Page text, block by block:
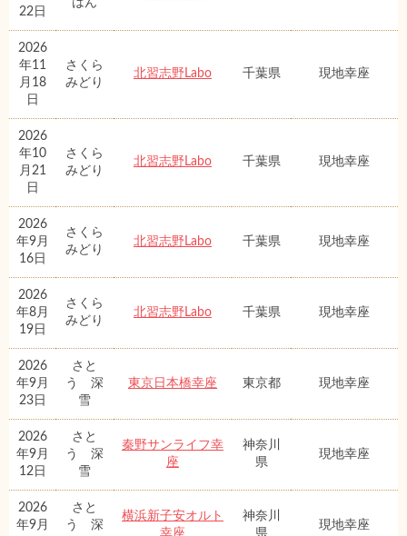
22日
はん
2026
年11
月18
日
さくら
みどり
北習志野Labo 千葉県 現地幸座
2026
年10
月21
日
さくら
みどり
北習志野Labo 千葉県 現地幸座
2026
年9月
16日
さくら
みどり
北習志野Labo 千葉県 現地幸座
2026
年8月
19日
さくら
みどり
北習志野Labo 千葉県 現地幸座
2026
年9月
23日
さと
う 深
雪
東京日本橋幸座 東京都 現地幸座
2026
年9月
12日
さと
う 深
雪
秦野サンライフ幸
座
神奈川
県
現地幸座
2026
年9月
さと
う 深
横浜新子安オルト
幸座
神奈川
県
現地幸座